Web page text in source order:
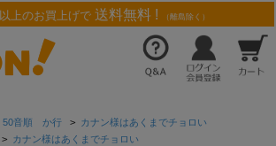
以上のお買上げで 送料無料 ! （離島除く）
50音順 か行 > カナン様はあくまでチョロい
> カナン様はあくまでチョロい